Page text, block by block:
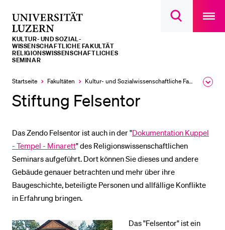
Suchdialog
main
KULTUR- UND SOZIAL­­­
WISSENSCHAFTLICHE FAKULTÄT
RELIGIONSWISSENSCHAFTLICHES
SEMINAR
Startseite Fakultäten Kultur- und Sozial­­wissenschaftliche Fakultät
Stiftung Felsentor
Das Zendo Felsentor ist auch in der "Dokumentation Kuppel
- Tempel - Minarett" des Religionswissenschaftlichen
Seminars aufgeführt. Dort können Sie dieses und andere
Gebäude genauer betrachten und mehr über ihre
Baugeschichte, beteiligte Personen und allfällige Konflikte
in Erfahrung bringen.
Das "Felsentor" ist ein
LETZTE SUCHEN
Sie haben noch keine Suche getätigt.
Schulklassen und Lehrpersonen
Studien­interessierte
Forschende
Mitarbeitende
Alumni
Stellensuchende
Förderer
Medien